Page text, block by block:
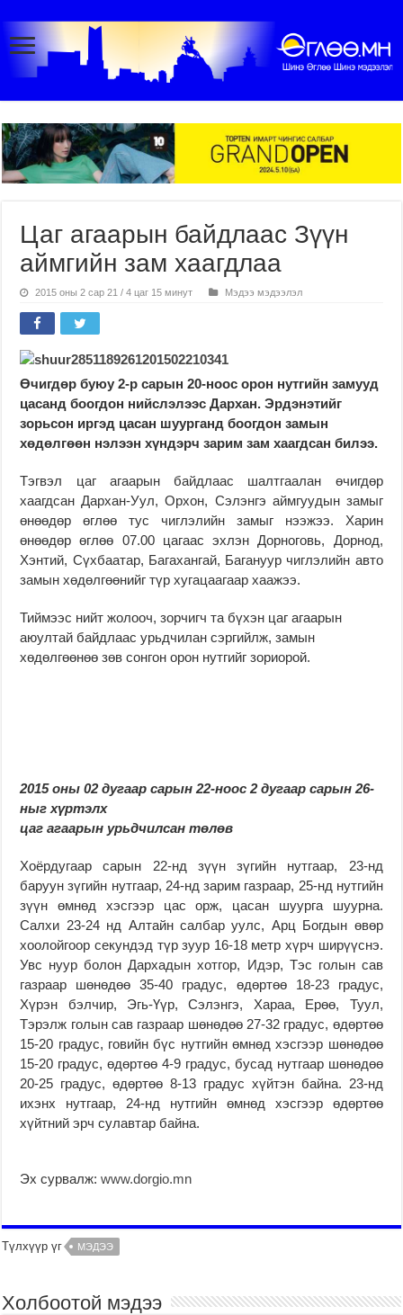
Цаг агаарын байдлаас Зүүн
аймгийн зам хаагдлаа
2015 оны 2 сар 21 / 4 цаг 15 минут Мэдээ мэдээлэл
Өчигдөр буюу 2-р сарын 20-ноос орон нутгийн замууд
цасанд боогдон нийслэлээс Дархан. Эрдэнэтийг
зорьсон иргэд цасан шуурганд боогдон замын
хөдөлгөөн нэлээн хүндэрч зарим зам хаагдсан билээ.
Тэгвэл цаг агаарын байдлаас шалтгаалан өчигдөр
хаагдсан Дархан-Уул, Орхон, Сэлэнгэ аймгуудын замыг
өнөөдөр өглөө тус чиглэлийн замыг нээжээ. Харин
өнөөдөр өглөө 07.00 цагаас эхлэн Дорноговь, Дорнод,
Хэнтий, Сүхбаатар, Багахангай, Багануур чиглэлийн авто
замын хөдөлгөөнийг түр хугацаагаар хаажээ.
Тиймээс нийт жолооч, зорчигч та бүхэн цаг агаарын
аюултай байдлаас урьдчилан сэргийлж, замын
хөдөлгөөнөө зөв сонгон орон нутгийг зориорой.
2015 оны 02 дугаар сарын 22-ноос 2 дугаар сарын 26-
ныг хүртэлх
цаг агаарын урьдчилсан төлөв
Хоёрдугаар сарын 22-нд зүүн зүгийн нутгаар, 23-нд
баруун зүгийн нутгаар, 24-нд зарим газраар, 25-нд нутгийн
зүүн өмнөд хэсгээр цас орж, цасан шуурга шуурна.
Салхи 23-24 нд Алтайн салбар уулс, Арц Богдын өвөр
хоолойгоор секундэд түр зуур 16-18 метр хүрч ширүүснэ.
Увс нуур болон Дархадын хотгор, Идэр, Тэс голын сав
газраар шөнөдөө 35-40 градус, өдөртөө 18-23 градус,
Хүрэн бэлчир, Эгь-Үүр, Сэлэнгэ, Хараа, Ерөө, Туул,
Тэрэлж голын сав газраар шөнөдөө 27-32 градус, өдөртөө
15-20 градус, говийн бүс нутгийн өмнөд хэсгээр шөнөдөө
15-20 градус, өдөртөө 4-9 градус, бусад нутгаар шөнөдөө
20-25 градус, өдөртөө 8-13 градус хүйтэн байна. 23-нд
ихэнх нутгаар, 24-нд нутгийн өмнөд хэсгээр өдөртөө
хүйтний эрч сулавтар байна.
Эх сурвалж:www.dorgio.mn
Түлхүүр үг МЭДЭЭ
Холбоотой мэдээ